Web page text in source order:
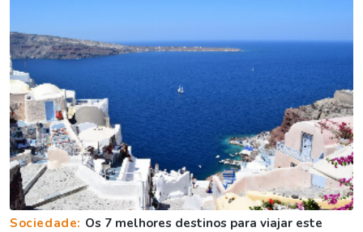
Sociedade: Os 7 melhores destinos para viajar este